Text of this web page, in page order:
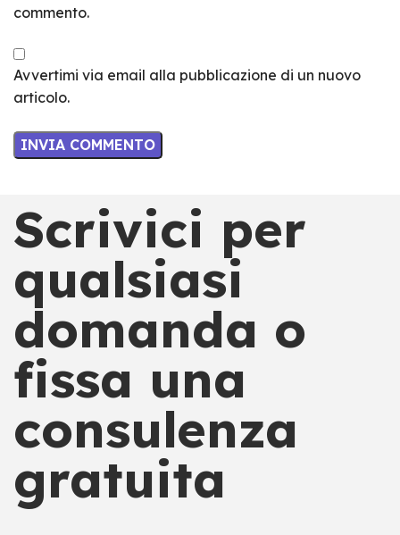
commento.
Avvertimi via email alla pubblicazione di un nuovo
articolo.
Scrivici per
qualsiasi
domanda o
fissa una
consulenza
gratuita